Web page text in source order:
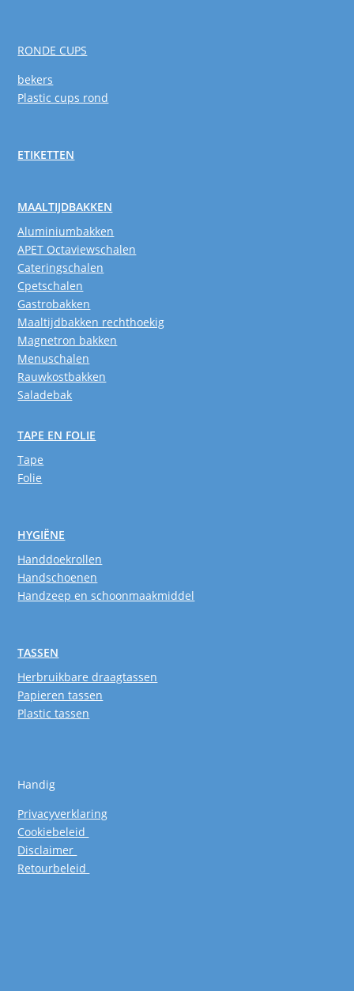
RONDE CUPS
bekers
Plastic cups rond
ETIKETTEN
MAALTIJDBAKKEN
Aluminiumbakken
APET Octaviewschalen
Cateringschalen
Cpetschalen
Gastrobakken
Maaltijdbakken rechthoekig
Magnetron bakken
Menuschalen
Rauwkostbakken
Saladebak
TAPE EN FOLIE
Tape
Folie
HYGIËNE
Handdoekrollen
Handschoenen
Handzeep en schoonmaakmiddel
TASSEN
Herbruikbare draagtassen
Papieren tassen
Plastic tassen
Handig
Privacyverklaring
Cookiebeleid
Disclaimer
Retourbeleid